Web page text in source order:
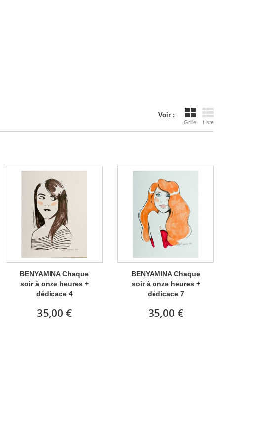
Voir :
Grille Liste
BENYAMINA Chaque
soir à onze heures +
dédicace 4
35,00 €
BENYAMINA Chaque
soir à onze heures +
dédicace 7
35,00 €